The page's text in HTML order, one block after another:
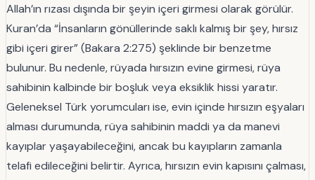
Allah’ın rızası dışında bir şeyin içeri girmesi olarak görülür.
Kuran’da “İnsanların gönüllerinde saklı kalmış bir şey, hırsız
gibi içeri girer” (Bakara 2:275) şeklinde bir benzetme
bulunur. Bu nedenle, rüyada hırsızın evine girmesi, rüya
sahibinin kalbinde bir boşluk veya eksiklik hissi yaratır.
Geleneksel Türk yorumcuları ise, evin içinde hırsızın eşyaları
alması durumunda, rüya sahibinin maddi ya da manevi
kayıplar yaşayabileceğini, ancak bu kayıpların zamanla
telafi edileceğini belirtir. Ayrıca, hırsızın evin kapısını çalması,